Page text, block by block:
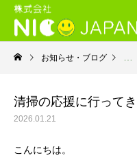
お知らせ・ブログ
清掃の応援に行って
2026.01.21
こんにちは。